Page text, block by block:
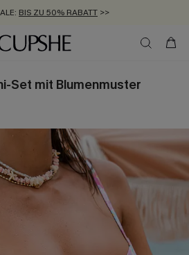
BIS ZU 50% RABATT >>
BIS ZU -20% EXTRA ERHALTEN
VERSAND AB 89 €
Set mit Blumenmuster